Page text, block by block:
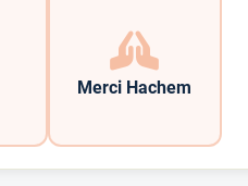
Merci Hachem